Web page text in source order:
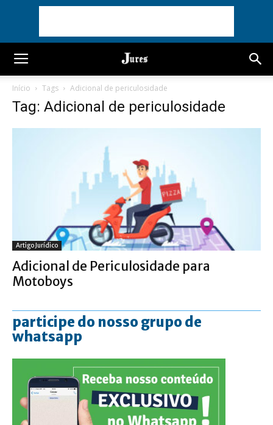
Início Tags Adicional de periculosidade
Tag: Adicional de periculosidade
Artigo Jurídico
Adicional de Periculosidade para
Motoboys
participe do nosso grupo de
whatsapp